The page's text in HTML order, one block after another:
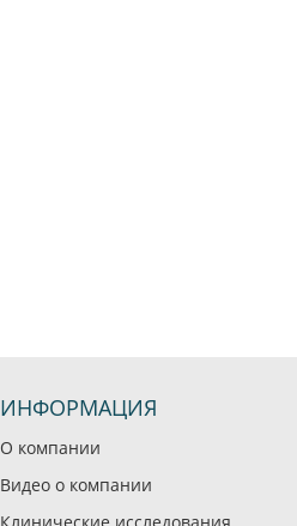
ИНФОРМАЦИЯ
О компании
Видео о компании